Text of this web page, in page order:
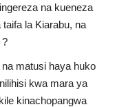
na kueneza
la Kiarabu, na
?
matusi haya huko
kwa mara ya
kinachopangwa